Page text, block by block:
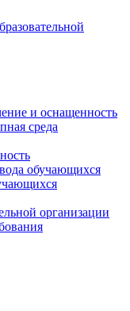
и оснащенность
среда
обучающихся
организации